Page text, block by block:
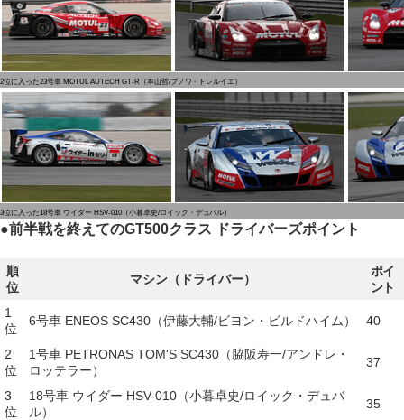
2位に入った23号車 MOTUL AUTECH GT-R（本山哲/ブノワ・トレルイエ）
3位に入った18号車 ウイダー HSV-010（小暮卓史/ロイック・デュバル）
●前半戦を終えてのGT500クラス ドライバーズポイント
順
位
マシン（ドライバー）
ポイ
ント
1
位
6号車 ENEOS SC430（伊藤大輔/ビヨン・ビルドハイム） 40
2
位
1号車 PETRONAS TOM'S SC430（脇阪寿一/アンドレ・
ロッテラー）
37
3
位
18号車 ウイダー HSV-010（小暮卓史/ロイック・デュバ
ル）
35